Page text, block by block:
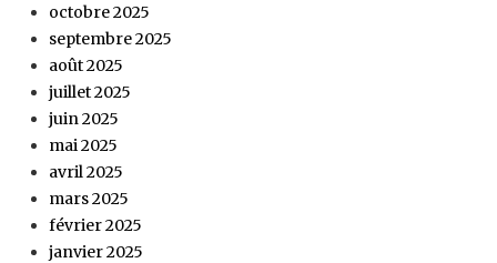
octobre 2025
septembre 2025
août 2025
juillet 2025
juin 2025
mai 2025
avril 2025
mars 2025
février 2025
janvier 2025